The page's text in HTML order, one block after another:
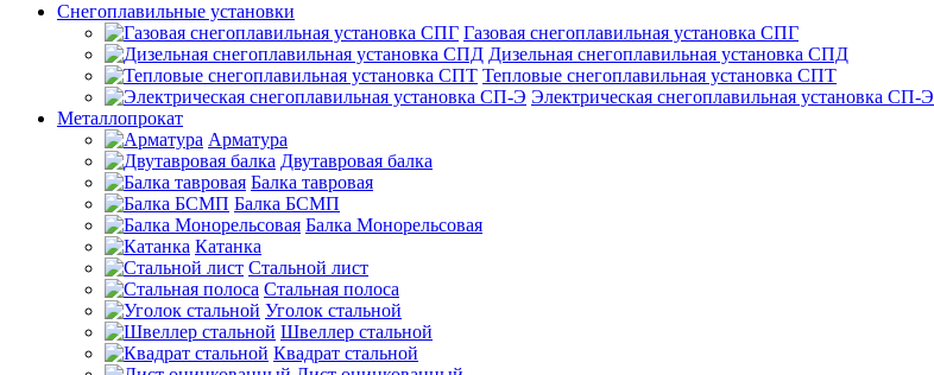
Снегоплавильные установки
Газовая снегоплавильная установка СПГ
Дизельная снегоплавильная установка СПД
Тепловые снегоплавильная установка СПТ
Электрическая снегоплавильная установка СП-Э
Металлопрокат
Арматура
Двутавровая балка
Балка тавровая
Балка БСМП
Балка Монорельсовая
Катанка
Стальной лист
Стальная полоса
Уголок стальной
Швеллер стальной
Квадрат стальной